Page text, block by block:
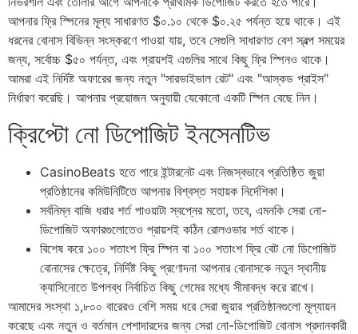
আপনার ফ্রি স্পিনের মূল্য সাধারণত $০.১০ থেকে $০.২৫ পর্যন্ত হয়ে থাকে। এই
ধরনের বোনাস বিভিন্ন সংস্করণে পাওয়া যায়, তবে সেগুলি সাধারণত বেশ স্বল্প সময়ের
জন্য, সর্বোচ্চ $৫০ পর্যন্ত, এবং প্রায়শই এগুলির সাথে কিছু ফ্রি স্পিনও থাকে।
আমরা এই নির্দিষ্ট অফারের জন্য নতুন "সারভাইভাল রেট" এবং "আস্কড প্রাইস"
নির্ধারণ করেছি। আপনার প্রয়োজন অনুযায়ী যেকোনো একটি স্পিন বেছে নিন।
ক্রিপ্টো নো ডিপোজিট ইনসেনটিভ
CasinoBeats হতে পারে ইন্টারনেট এবং নিজস্বভাবে প্রতিষ্ঠিত জুয়া
প্রতিষ্ঠানের কমিউনিটিতে আপনার বিশ্বস্ত সহায়ক নির্দেশিকা।
সর্বনিম্ন বাজি ধরার শর্ত পাওয়াটা স্বপ্নের মতো, তবে, এমনকি সেরা নো-
ডিপোজিট অফারগুলোতেও প্রায়শই কঠিন রোলওভার শর্ত থাকে।
বিশেষ করে ১০০ শতাংশ ফ্রি স্পিন বা ১০০ শতাংশ ফ্রি বেট নো ডিপোজিট
বোনাসের ক্ষেত্রে, নির্দিষ্ট কিছু প্রণোদনা আপনার বোনাসকে নতুন স্থানীয়
ক্যাসিনোতে উপলব্ধ নির্বাচিত কিছু গেমের মধ্যে সীমাবদ্ধ করে রাখে।
আমাদের সংস্থা ১,৮০০ বারেরও বেশি সময় ধরে সেরা জুয়ার প্রতিষ্ঠানগুলো মূল্যায়ন
করেছে এবং নতুন ও বর্তমান পেশাদারদের জন্য সেরা নো-ডিপোজিট বোনাস প্রদানকারী